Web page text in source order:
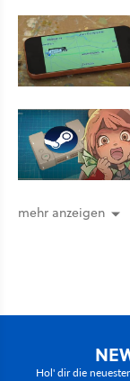
mehr anzeigen
Hol' dir die